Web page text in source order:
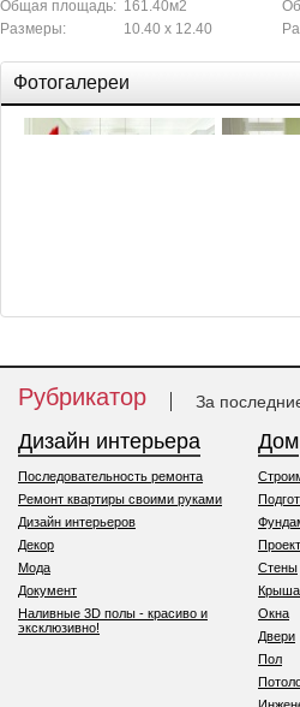
Общая площадь: 161.40м2
Размеры:
10.40 x 12.40
Фотогалереи
Рубрикатор За
Дизайн интерьера
Последовательность ремонта
Ремонт квартиры своими руками
Дизайн интерьеров
Декор
Мода
Документ
Наливные 3D полы - красиво и
эксклюзивно!
Дом
Стены
Крыша
Окна
Двери
Пол